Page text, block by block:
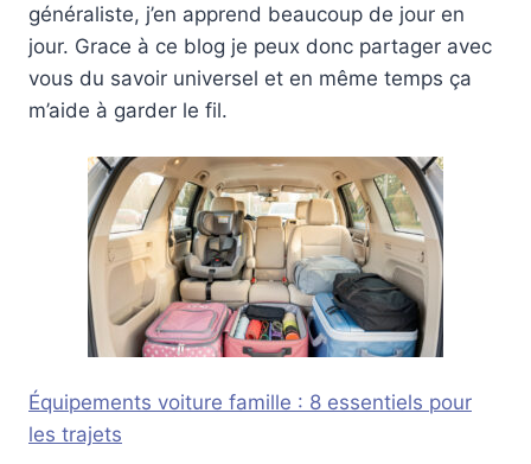
généraliste, j’en apprend beaucoup de jour en
jour. Grace à ce blog je peux donc partager avec
vous du savoir universel et en même temps ça
m’aide à garder le fil.
Équipements voiture famille : 8 essentiels pour
les trajets